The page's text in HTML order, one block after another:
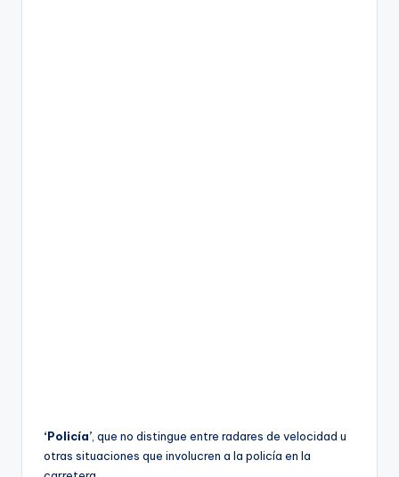
‘Policía’ , que no distingue entre radares de velocidad u
otras situaciones que involucren a la policía en la